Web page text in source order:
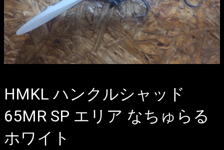
HMKL ハンクルシャッド
65MR SP エリア なちゅらる
ホワイト